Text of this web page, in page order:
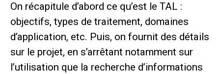
On récapitule d’abord ce qu’est le TAL :
objectifs, types de traitement, domaines
d’application, etc. Puis, on fournit des détails
sur le projet, en s’arrêtant notamment sur
l’utilisation que la recherche d’informations